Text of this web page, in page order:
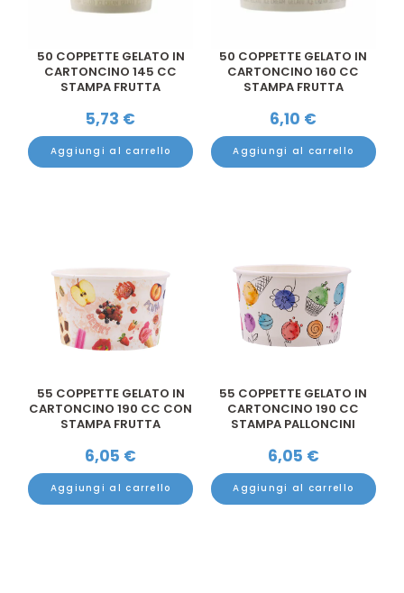
50 COPPETTE GELATO IN
CARTONCINO 145 CC
STAMPA FRUTTA
5,73 €
Aggiungi al carrello
50 COPPETTE GELATO IN
CARTONCINO 160 CC
STAMPA FRUTTA
6,10 €
Aggiungi al carrello
55 COPPETTE GELATO IN
CARTONCINO 190 CC CON
STAMPA FRUTTA
6,05 €
Aggiungi al carrello
55 COPPETTE GELATO IN
CARTONCINO 190 CC
STAMPA PALLONCINI
6,05 €
Aggiungi al carrello